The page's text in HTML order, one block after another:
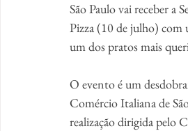
São Paulo vai receber a
Pizza (10 de julho) com
um dos pratos mais
O evento é um
Comércio Italiana de
realização dirigida pelo